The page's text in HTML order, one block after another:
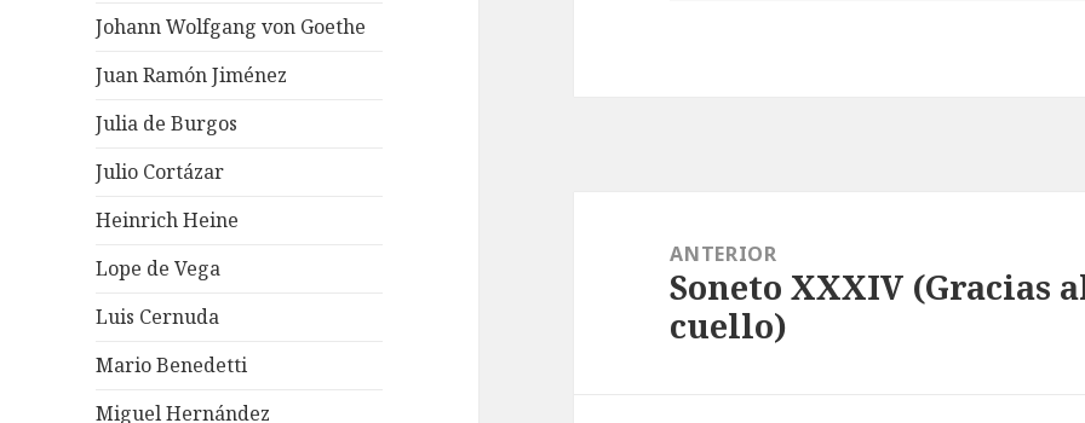
Johann Wolfgang von Goethe
Juan Ramón Jiménez
Julia de Burgos
Julio Cortázar
Heinrich Heine
Lope de Vega
Luis Cernuda
Mario Benedetti
Miguel Hernández
entradas
ANTERIOR
Entrada
anterior:
Soneto XXXIV (Gracias
cuello)